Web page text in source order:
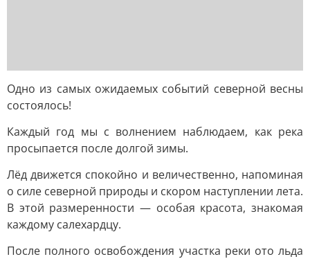
Одно из самых ожидаемых событий северной весны
состоялось!
Каждый год мы с волнением наблюдаем, как река
просыпается после долгой зимы.
Лёд движется спокойно и величественно, напоминая
о силе северной природы и скором наступлении лета.
В этой размеренности — особая красота, знакомая
каждому салехардцу.
После полного освобождения участка реки ото льда